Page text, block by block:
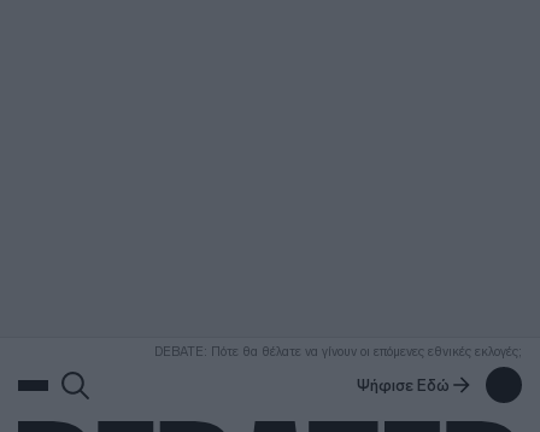
DEBATE: Πότε θα θέλατε να γίνουν οι επόμενες εθνικές εκλογές;
Ψήφισε Εδώ